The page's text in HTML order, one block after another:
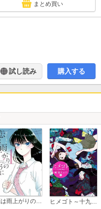
まとめ買い
試し読み 購入する
恋は雨上がりのように